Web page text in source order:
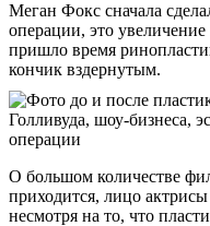
Меган Фокс сначала
операции, это
пришло время
кончик вздернутым.
О большом количестве
приходится, лицо
несмотря на то, что